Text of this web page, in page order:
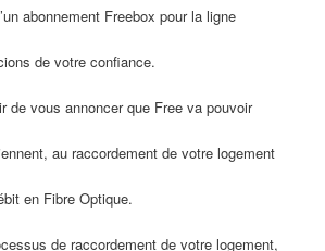
abonnement Freebox pour la ligne
de votre confiance.
de vous annoncer que Free va pouvoir
au raccordement de votre logement
en Fibre Optique.
de raccordement de votre logement,